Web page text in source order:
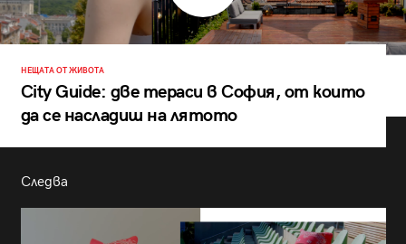
НЕЩАТА ОТ ЖИВОТА
City Guide: две тераси в София, от които
да се насладиш на лятото
Следва